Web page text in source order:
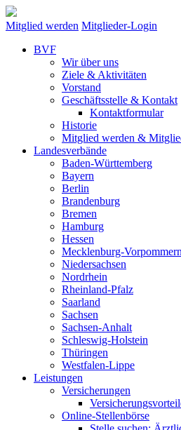
Mitglied werden Mitglieder-Login
BVF
Wir über uns
Ziele & Aktivitäten
Vorstand
Geschäftsstelle & Kontakt
Kontaktformular
Historie
Mitglied werden &
Landesverbände
Baden-Württemberg
Bayern
Berlin
Brandenburg
Bremen
Hamburg
Hessen
Mecklenburg-Vorpommern
Niedersachsen
Nordrhein
Rheinland-Pfalz
Saarland
Sachsen
Sachsen-Anhalt
Schleswig-Holstein
Thüringen
Westfalen-Lippe
Leistungen
Versicherungen
Online-Stellenbörse